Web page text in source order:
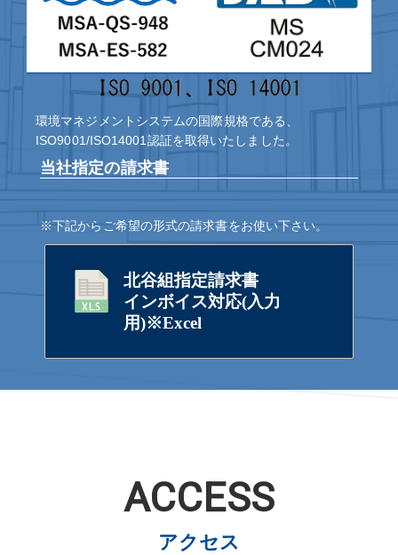
環境マネジメントシステムの国際規格である、
ISO9001/ISO14001認証を取得いたしました。
当社指定の請求書
※下記からご希望の形式の請求書をお使い下さい。
北谷組指定請求書
インボイス対応(入力
用)※Excel
ACCESS
アクセス